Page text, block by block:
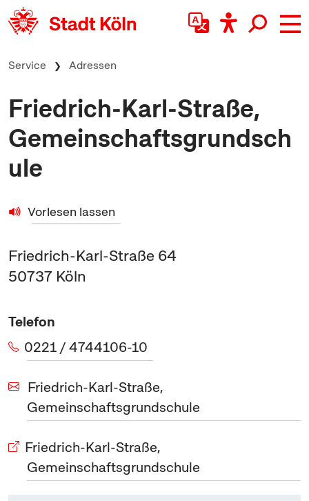
zum Inhalt springen
Service Adressen
Friedrich-Karl-Straße,
Gemeinschaftsgrundsch
ule
Vorlesen lassen
Friedrich-Karl-Straße 64
50737 Köln
Telefon
0221 / 4744106-10
Friedrich-Karl-Straße,
Gemeinschaftsgrundschule
Friedrich-Karl-Straße,
Gemeinschaftsgrundschule